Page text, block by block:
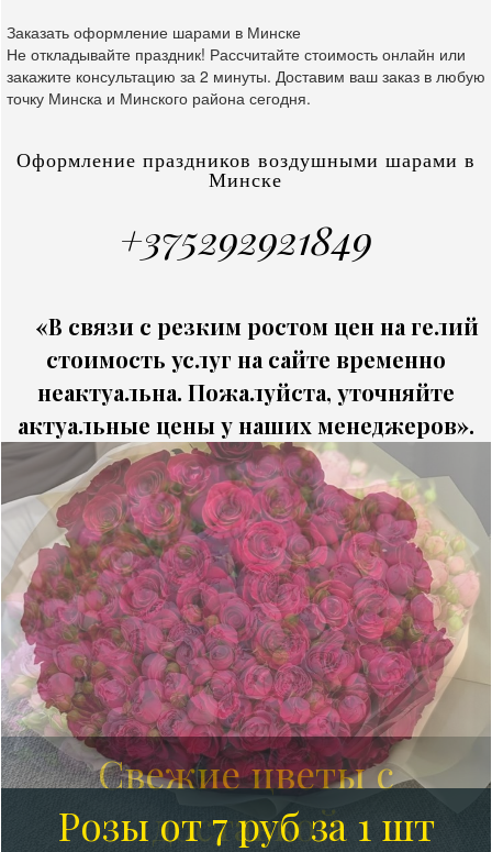
Заказать оформление шарами в Минске
Не откладывайте праздник! Рассчитайте стоимость онлайн или
закажите консультацию за 2 минуты. Доставим ваш заказ в любую
точку Минска и Минского района сегодня.
Оформление праздников воздушными шарами в
Минске
+375292921849
«В связи с резким ростом цен на гелий
стоимость услуг на сайте временно
неактуальна. Пожалуйста, уточняйте
актуальные цены у наших менеджеров».
Розы от 7 руб за 1 шт